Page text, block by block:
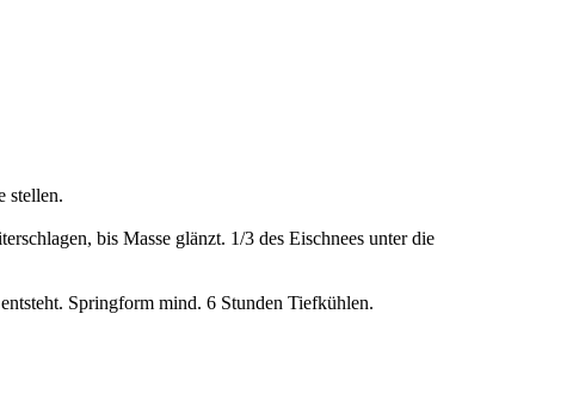
stellen.
bis Masse glänzt. 1/3 des Eischnees unter die
Springform mind. 6 Stunden Tiefkühlen.